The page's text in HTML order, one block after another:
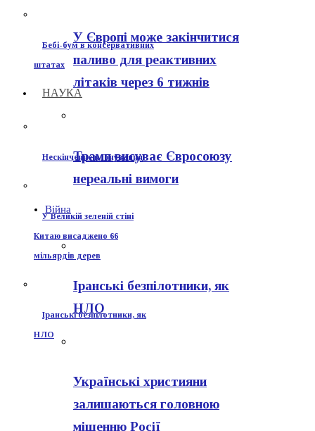
Бебі-бум в консервативних
штатах
НАУКА
Нескінченне клонування
У Великій зеленій стіні
Китаю висаджено 66
мільярдів дерев
Іранські безпілотники, як
НЛО
У Європі може закінчитися
паливо для реактивних
літаків через 6 тижнів
Трамп висуває Євросоюзу
нереальні вимоги
Війна
Іранські безпілотники, як
НЛО
Українські християни
залишаються головною
мішенню Росії